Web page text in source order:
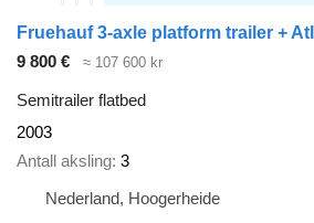
Fruehauf 3-axle platform trailer +
9 800 €
≈ 107 600 kr
Semitrailer flatbed
2003
Antall aksling 3
Nederland, Hoogerheide